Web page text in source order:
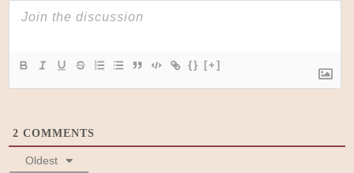
{} [+]
2 COMMENTS
Oldest